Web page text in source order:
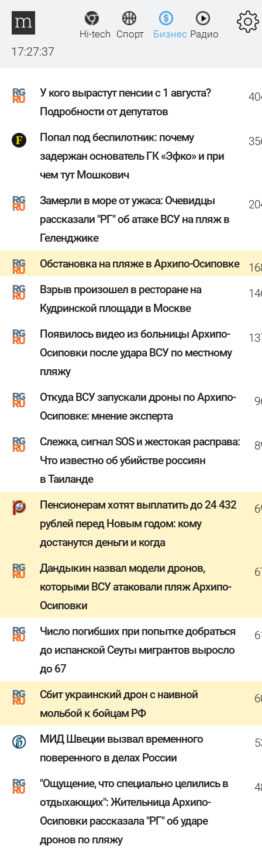
17:27:37
Hi-tech Спорт Бизнес Радио
У кого вырастут пенсии с 1 августа?
Подробности от депутатов
Попал под беспилотник: почему
задержан основатель ГК «Эфко» и при
чем тут Мошкович
Замерли в море от ужаса: Очевидцы
рассказали "РГ" об атаке ВСУ на пляж в
Геленджике
Обстановка на пляже в Архипо-Осиповке
Взрыв произошел в ресторане на
Кудринской площади в Москве
Появилось видео из больницы Архипо-
Осиповки после удара ВСУ по местному
пляжу
Откуда ВСУ запускали дроны по Архипо-
Осиповке: мнение эксперта
Слежка, сигнал SOS и жестокая расправа:
Что известно об убийстве россиян
в Таиланде
Пенсионерам хотят выплатить до 24 432
рублей перед Новым годом: кому
достанутся деньги и когда
Дандыкин назвал модели дронов,
которыми ВСУ атаковали пляж Архипо-
Осиповки
Число погибших при попытке добраться
до испанской Сеуты мигрантов выросло
до 67
Сбит украинский дрон с наивной
мольбой к бойцам РФ
МИД Швеции вызвал временного
поверенного в делах России
"Ощущение, что специально целились в
отдыхающих": Жительница Архипо-
Осиповки рассказала "РГ" об ударе
дронов по пляжу